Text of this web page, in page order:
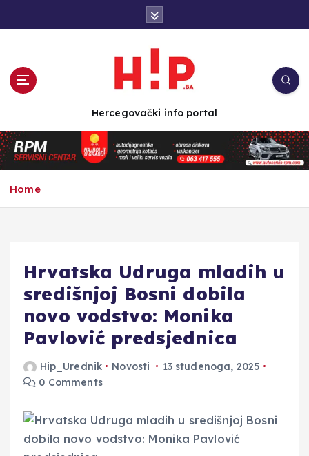
n
t
e
Hercegovački info portal
Home
Hrvatska Udruga mladih u
središnjoj Bosni dobila
novo vodstvo: Monika
Pavlović predsjednica
Hip_Urednik Novosti
13 studenoga, 2025
0 Comments